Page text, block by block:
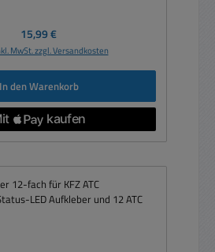
Regulärer Preis:
15,99 €
MwSt. zzgl. Versandkosten
In den Warenkorb